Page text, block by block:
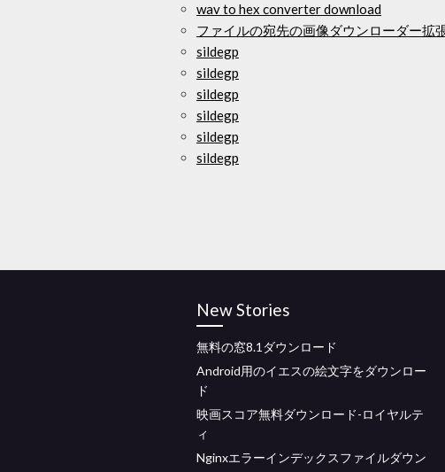
wav to hex converter download
ファイルの宛先の画像ダウンローダー拡
sildegp
sildegp
sildegp
sildegp
sildegp
sildegp
New Stories
無料の窓8.1ダウンロード
Android用のイエスの絵文字をダウンロー
ド
映画スコア無料ダウンロード-ロイヤルテ
ィ
Nginxエラーインデックスファイルダウン